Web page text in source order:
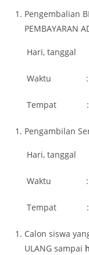
Pengembalian
PEMBAYARAN
Hari, tanggal :
Waktu :
Tempat :
Pengambilan
Hari, tanggal :
Waktu :
Tempat :
Calon siswa
ULANG sampai